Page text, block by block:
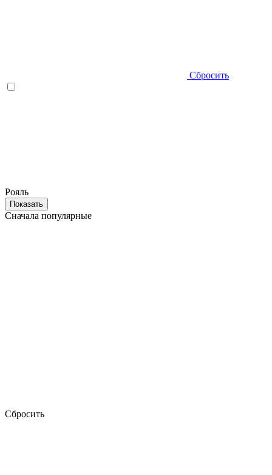
Сбросить
Рояль
Показать
Сначала популярные
Сбросить